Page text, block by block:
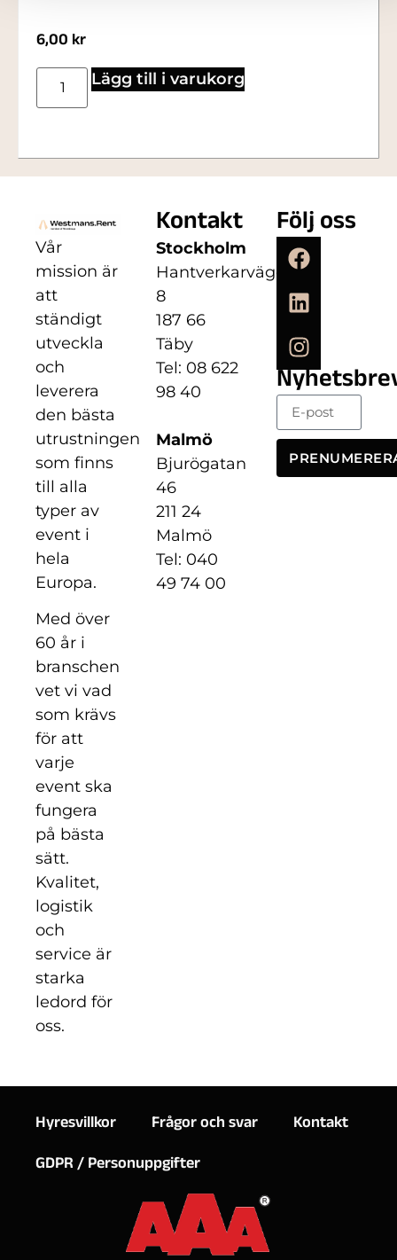
6,00 kr
Lägg till i varukorg
Vår
mission är
att
ständigt
utveckla
och
leverera
den bästa
utrustningen
som finns
till alla
typer av
event i
hela
Europa.
Med över
60 år i
branschen
vet vi vad
som krävs
för att
varje
event ska
fungera
på bästa
sätt.
Kvalitet,
logistik
och
service är
starka
ledord för
oss.
Kontakt
Stockholm
Hantverkarvägen
8
187 66
Täby
Tel: 08 622
98 40
Malmö
Bjurögatan
46
211 24
Malmö
Tel: 040
49 74 00
Följ oss
Hyresvillkor Frågor och svar
Kontakt
GDPR / Personuppgifter